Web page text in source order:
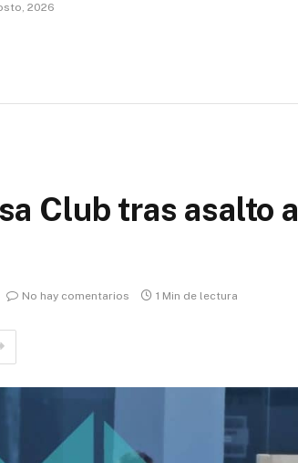
2026
Club tras asalto a
No hay comentarios 1 Min de lectura